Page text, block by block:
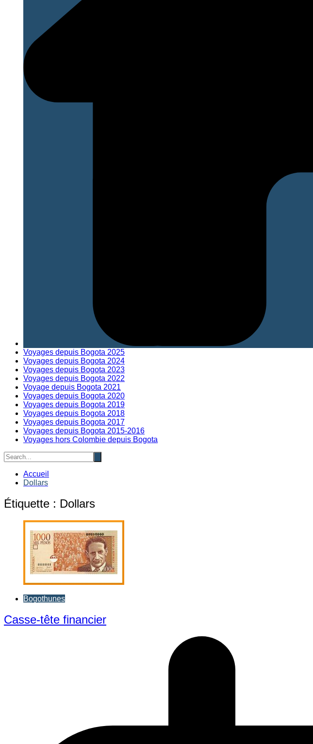
Voyages depuis Bogota 2025
Voyages depuis Bogota 2024
Voyages depuis Bogota 2023
Voyages depuis Bogota 2022
Voyage depuis Bogota 2021
Voyages depuis Bogota 2020
Voyages depuis Bogota 2019
Voyages depuis Bogota 2018
Voyages depuis Bogota 2017
Voyages depuis Bogota 2015-2016
Voyages hors Colombie depuis Bogota
Accueil
Dollars
Étiquette : Dollars
Bogothunes
Casse-tête financier